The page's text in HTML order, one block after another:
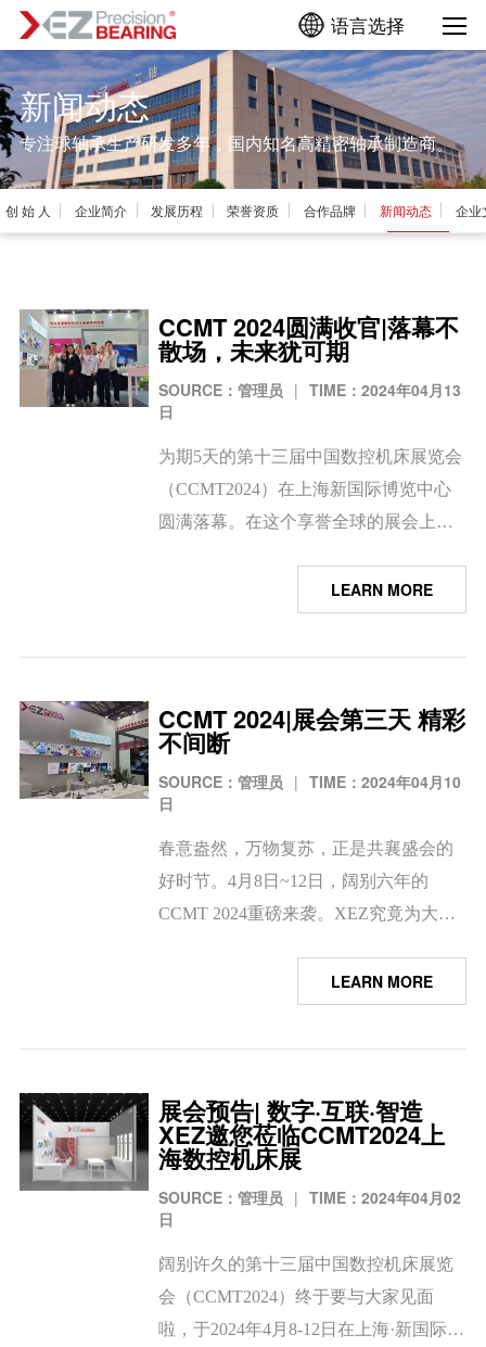
语言选择
新闻动态
专注球轴承生产研发多年，国内知名高精密轴承制造商。
​创 始 人 ​企业简介 ​发展历程 ​荣誉资质 ​合作品牌 ​新闻动态 企业
CCMT 2024圆满收官|落幕不
散场，未来犹可期
SOURCE：管理员 | TIME：2024年04月13
日
为期5天的第十三届中国数控机床展览会
（CCMT2024）在上海新国际博览中心
圆满落幕。在这个享誉全球的展会上，
新产品、新技术、新工艺，以及行业数
智融合的最新成果，深刻感受到智能制
LEARN MORE
CCMT 2024|展会第三天 精彩
不间断
SOURCE：管理员 | TIME：2024年04月10
日
春意盎然，万物复苏，正是共襄盛会的
好时节。4月8日~12日，阔别六年的
CCMT 2024重磅来袭。XEZ究竟为大家
观展的正确打开方式，请您细看！XEZ
此次携高精密角接触球轴承、高转速深
LEARN MORE
展会预告| 数字·互联·智造
XEZ邀您莅临CCMT2024上
海数控机床展
SOURCE：管理员 | TIME：2024年04月02
日
阔别许久的第十三届中国数控机床展览
会（CCMT2024）终于要与大家见面
啦，于2024年4月8-12日在上海·新国际博